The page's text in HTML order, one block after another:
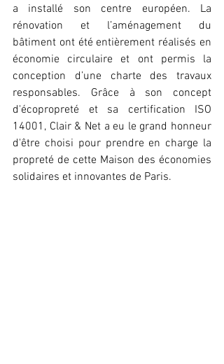
a installé son centre européen. La
rénovation et l’aménagement du
bâtiment ont été entièrement réalisés en
économie circulaire et ont permis la
conception d’une charte des travaux
responsables. Grâce à son concept
d'écopropreté et sa certification ISO
14001, Clair & Net a eu le grand honneur
d'être choisi pour prendre en charge la
propreté de cette Maison des économies
solidaires et innovantes de Paris.